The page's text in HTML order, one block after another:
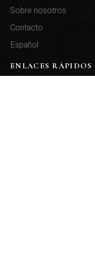
Sobre nosotros
Contacto
Español
ENLACES RÁPIDOS